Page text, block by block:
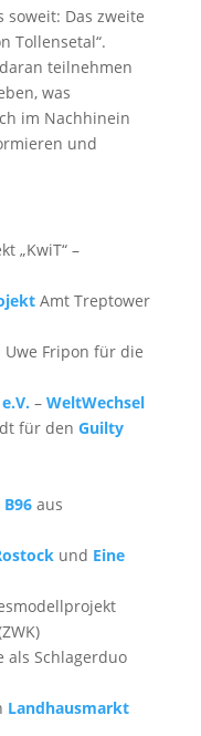
soweit: Das zweite
Tollensetal“.
teilnehmen
was
im Nachhinein
und
„KwiT“ –
Amt Treptower
Uwe Fripon für die
– WeltWechsel
für den Guilty
aus
und Eine
als Schlagerduo
Landhausmarkt